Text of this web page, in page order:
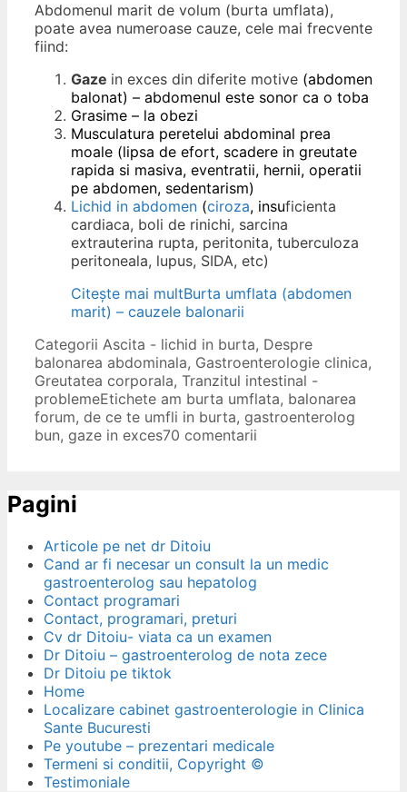
Abdomenul marit de volum (burta umflata),
poate avea numeroase cauze, cele mai frecvente
fiind:
Gaze in exces din diferite motive (abdomen
balonat) – abdomenul este sonor ca o toba
Grasime – la obezi
Musculatura peretelui abdominal prea
moale (lipsa de efort, scadere in greutate
rapida si masiva, eventratii, hernii, operatii
pe abdomen, sedentarism)
Lichid in abdomen (ciroza, insuficienta
cardiaca, boli de rinichi, sarcina
extrauterina rupta, peritonita, tuberculoza
peritoneala, lupus, SIDA, etc)
Citește mai multBurta umflata (abdomen
marit) – cauzele balonarii
Categorii Ascita - lichid in burta, Despre
balonarea abdominala, Gastroenterologie clinica,
Greutatea corporala, Tranzitul intestinal -
problemeEtichete am burta umflata, balonarea
forum, de ce te umfli in burta, gastroenterolog
bun, gaze in exces70 comentarii
Pagini
Articole pe net dr Ditoiu
Cand ar fi necesar un consult la un medic
gastroenterolog sau hepatolog
Contact programari
Contact, programari, preturi
Cv dr Ditoiu- viata ca un examen
Dr Ditoiu – gastroenterolog de nota zece
Dr Ditoiu pe tiktok
Home
Localizare cabinet gastroenterologie in Clinica
Sante Bucuresti
Pe youtube – prezentari medicale
Termeni si conditii, Copyright ©
Testimoniale